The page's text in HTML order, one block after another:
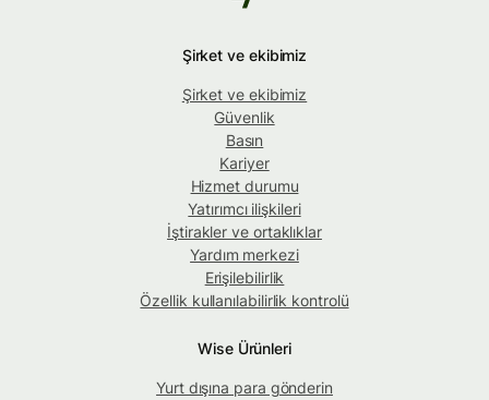
Şirket ve ekibimiz
Şirket ve ekibimiz
Güvenlik
Basın
Kariyer
Hizmet durumu
Yatırımcı ilişkileri
İştirakler ve ortaklıklar
Yardım merkezi
Erişilebilirlik
Özellik kullanılabilirlik kontrolü
Wise Ürünleri
Yurt dışına para gönderin